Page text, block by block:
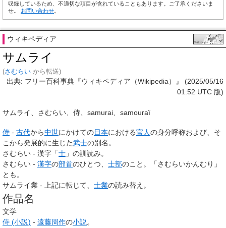
収録しているため、不適切な項目が含れていることもあります。ご了承くださいま
せ。 お問い合わせ
ウィキペディア
サムライ
(さむらい から転送)
出典: フリー百科事典『ウィキペディア（Wikipedia）』 (2025/05/16
01:52 UTC 版)
サムライ さむらい 侍 samurai samouraï
侍 - 古代から中世にかけての日本における官人の身分呼称および、そ
こから発展的に生じた武士の別名。
さむらい - 漢字「士 」の訓読み。
さむらい - 漢字の部首のひとつ、 士部のこと。「さむらいかんむり」
とも。
サムライ業 - 上記に転じて、 士業の読み替え。
作品名
文学
侍 (小説) - 遠藤周作の小説。